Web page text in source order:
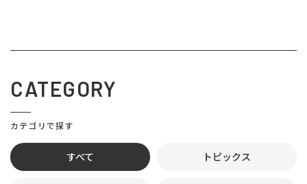
CATEGORY
カテゴリで探す
すべて トピックス